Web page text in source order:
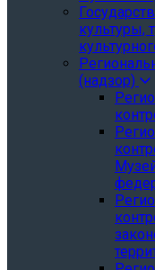
культуры,
(надзор)